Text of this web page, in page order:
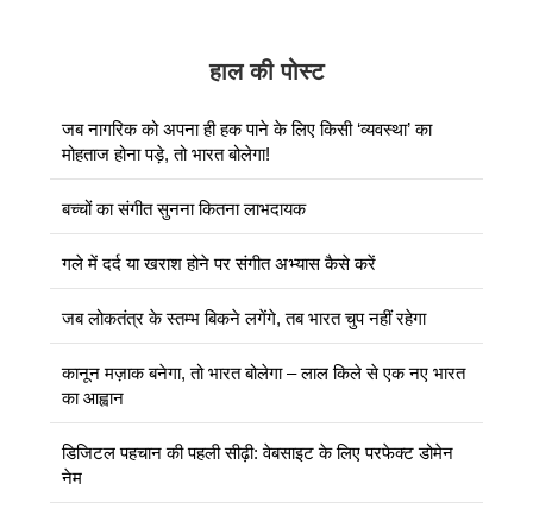
हाल की पोस्ट
जब नागरिक को अपना ही हक पाने के लिए किसी ‘व्यवस्था’ का
मोहताज होना पड़े, तो भारत बोलेगा!
बच्चों का संगीत सुनना कितना लाभदायक
गले में दर्द या खराश होने पर संगीत अभ्यास कैसे करें
जब लोकतंत्र के स्तम्भ बिकने लगेंगे, तब भारत चुप नहीं रहेगा
कानून मज़ाक बनेगा, तो भारत बोलेगा – लाल किले से एक नए भारत
का आह्वान
डिजिटल पहचान की पहली सीढ़ी: वेबसाइट के लिए परफेक्ट डोमेन
नेम